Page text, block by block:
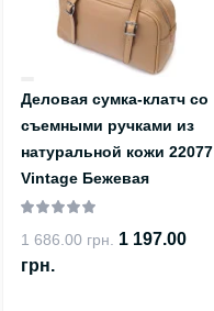
Деловая сумка-клатч со
съемными ручками из
натуральной кожи 22077
Vintage Бежевая
1 686.00 грн.
1 197.00
грн.